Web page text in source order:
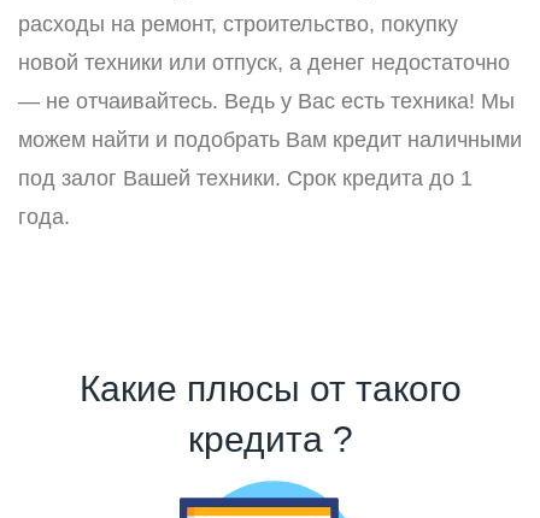
расходы на ремонт, строительство, покупку
новой техники или отпуск, а денег недостаточно
— не отчаивайтесь. Ведь у Вас есть техника! Мы
можем найти и подобрать Вам кредит наличными
под залог Вашей техники. Срок кредита до 1
года.
Какие плюсы от такого
кредита ?